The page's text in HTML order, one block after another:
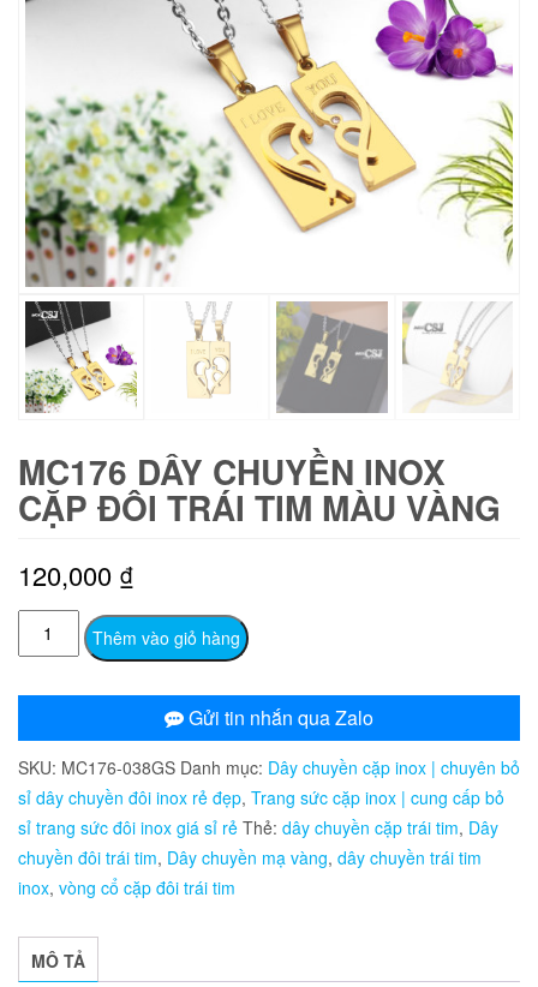
MC176 DÂY CHUYỀN INOX
CẶP ĐÔI TRÁI TIM MÀU VÀNG
120,000 ₫
MC176
Dây
cặp
đôi
trái
tim
màu
vàng
lượng
Thêm vào giỏ hàng
Gửi tin nhắn qua Zalo
SKU: MC176-038GS Danh mục: Dây chuyền cặp inox | chuyên bỏ
sỉ dây chuyền đôi inox rẻ đẹp, Trang sức cặp inox | cung cấp bỏ
sỉ trang sức đôi inox giá sỉ rẻ Thẻ: dây chuyền cặp trái tim, Dây
chuyền đôi trái tim, Dây chuyền mạ vàng, dây chuyền trái tim
inox, vòng cổ cặp đôi trái tim
MÔ TẢ